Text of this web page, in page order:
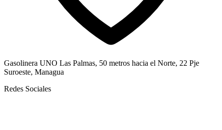
Gasolinera UNO Las Palmas, 50 metros hacia el Norte, 22 Pje
Suroeste, Managua
Redes Sociales